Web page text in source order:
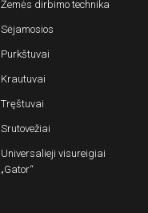
Žemės dirbimo technika
Sėjamosios
Purkštuvai
Krautuvai
Tręštuvai
Srutovežiai
Universalieji visureigiai
„Gator“